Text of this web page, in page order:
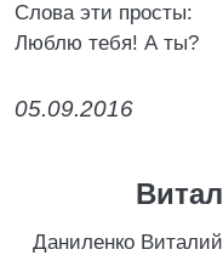
Слова эти просты:
Люблю тебя! А ты?
05.09.2016
Даниленко